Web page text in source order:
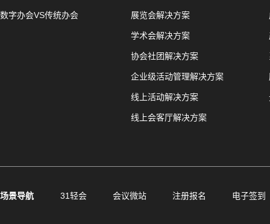
数字办会VS传统办会 展览会解决方案
学术会解决方案
协会社团解决方案
企业级活动管理解决方案
线上活动解决方案
线上会客厅解决方案
场景导航 31轻会 会议微站 注册报名 电子签到